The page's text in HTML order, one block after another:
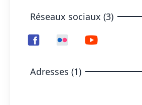
Réseaux sociaux (3)
Adresses (1)